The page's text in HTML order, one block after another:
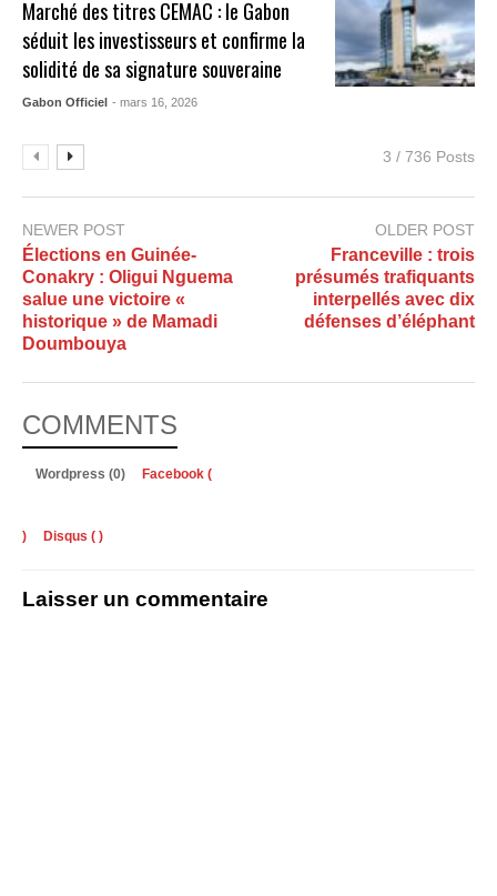
Marché des titres CEMAC : le Gabon
séduit les investisseurs et confirme la
solidité de sa signature souveraine
Gabon Officiel - mars 16, 2026
3 / 736 Posts
NEWER POST
Élections en Guinée-
Conakry : Oligui Nguema
salue une victoire «
historique » de Mamadi
Doumbouya
OLDER POST
Franceville : trois
présumés trafiquants
interpellés avec dix
défenses d’éléphant
COMMENTS
Wordpress (0) Facebook (
) Disqus ( )
Laisser un commentaire